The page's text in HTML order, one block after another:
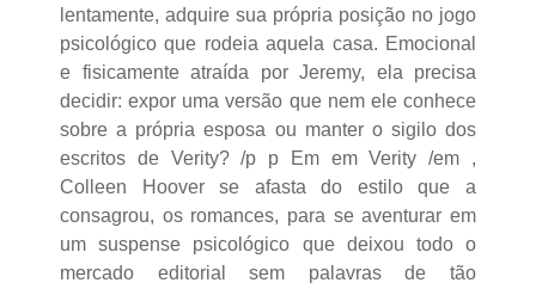
lentamente, adquire sua própria posição no jogo
psicológico que rodeia aquela casa. Emocional
e fisicamente atraída por Jeremy, ela precisa
decidir: expor uma versão que nem ele conhece
sobre a própria esposa ou manter o sigilo dos
escritos de Verity? /p p Em em Verity /em ,
Colleen Hoover se afasta do estilo que a
consagrou, os romances, para se aventurar em
um suspense psicológico que deixou todo o
mercado editorial sem palavras de tão